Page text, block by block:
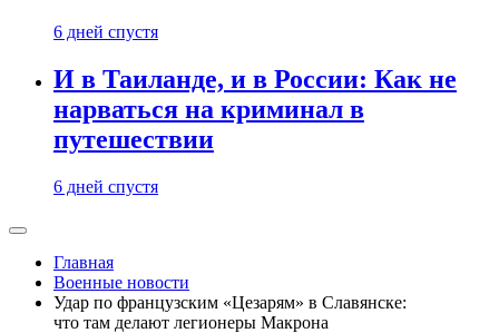
6 дней спустя
И в Таиланде, и в России: Как не
нарваться на криминал в
путешествии
6 дней спустя
Главная
Военные новости
Удар по французским «Цезарям» в Славянске:
что там делают легионеры Макрона